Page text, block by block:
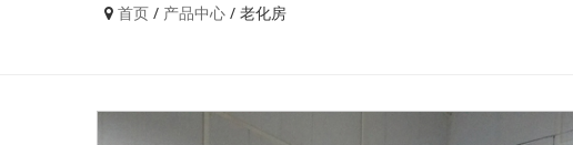
首页/ 产品中心/ 老化房